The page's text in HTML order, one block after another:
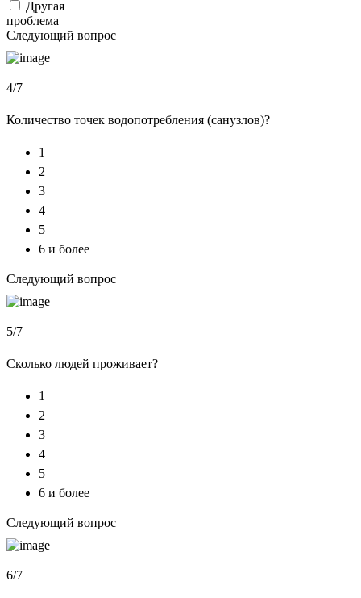
Другая
проблема
Следующий вопрос
4/7
Количество точек водопотребления (санузлов)?
1
2
3
4
5
6 и более
Следующий вопрос
5/7
Сколько людей проживает?
1
2
3
4
5
6 и более
Следующий вопрос
6/7